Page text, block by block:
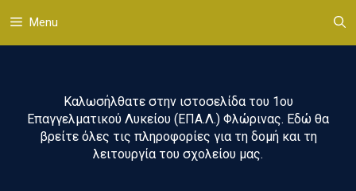
σε
περιεχόμενο
Menu
Καλωσήλθατε στην ιστοσελίδα του 1ου
Επαγγελματικού Λυκείου (ΕΠΑ.Λ.) Φλώρινας. Εδώ θα
βρείτε όλες τις πληροφορίες για τη δομή και τη
λειτουργία του σχολείου μας.